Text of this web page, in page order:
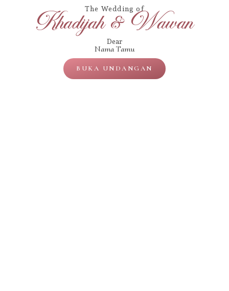
The Wedding of
Khadijah & Wawan
Dear
Nama Tamu
BUKA UNDANGAN